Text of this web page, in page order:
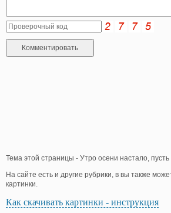
Тема этой страницы - Утро осени настало,
На сайте есть и другие рубрики, в вы также
картинки.
Как скачивать картинки - инструкция